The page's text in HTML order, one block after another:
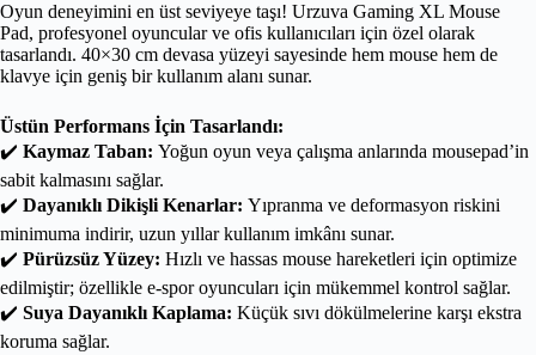
Oyun deneyimini en üst seviyeye taşı! Urzuva Gaming XL Mouse
Pad, profesyonel oyuncular ve ofis kullanıcıları için özel olarak
tasarlandı. 40×30 cm devasa yüzeyi sayesinde hem mouse hem de
klavye için geniş bir kullanım alanı sunar.
Üstün Performans İçin Tasarlandı:
✔️ Kaymaz Taban: Yoğun oyun veya çalışma anlarında mousepad’in
sabit kalmasını sağlar.
✔️ Dayanıklı Dikişli Kenarlar: Yıpranma ve deformasyon riskini
minimuma indirir, uzun yıllar kullanım imkânı sunar.
✔️ Pürüzsüz Yüzey: Hızlı ve hassas mouse hareketleri için optimize
edilmiştir; özellikle e-spor oyuncuları için mükemmel kontrol sağlar.
✔️ Suya Dayanıklı Kaplama: Küçük sıvı dökülmelerine karşı ekstra
koruma sağlar.